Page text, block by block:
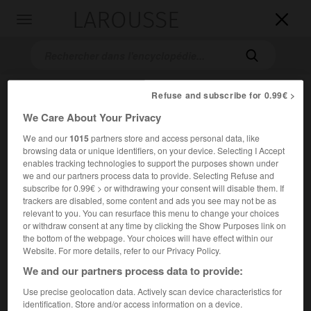


Accueil> Encyclopédie [peinture] >Carlos Merida
CarlosMerida
Cet article est extrait de l'ouvrage Larousse « Dictionnaire
de la peinture ».
Peintre mexicain (Quetzaltemango, Guatemala, 1893 –
Refuse and subscribe for 0.99€ >
We Care About Your Privacy
We and our1015partners store and access personal data, like
browsing data or unique identifiers, on your device. Selecting I Accept
enables tracking technologies to support the purposes shown under
we and our partners process data to provide. Selecting Refuse and
subscribe for 0.99€ > or withdrawing your consent will disable them. If
trackers are disabled, some content and ads you see may not be as
relevant to you. You can resurface this menu to change your choices
or withdraw consent at any time by clicking the Show Purposes link on
the bottom of the webpage. Your choices will have effect within our
Website. For more details, refer to our Privacy Policy.
We and our partners process data to provide:
Use precise geolocation data. Actively scan device characteristics for
identification. Store and/or access information on a device.